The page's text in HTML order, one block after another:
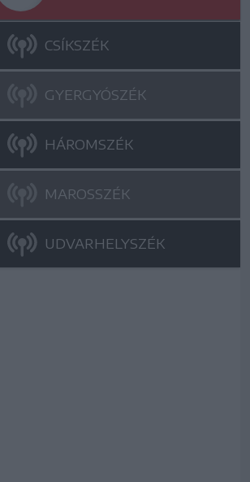
CSÍKSZÉK
GYERGYÓSZÉK
HÁROMSZÉK
MAROSSZÉK
UDVARHELYSZÉK